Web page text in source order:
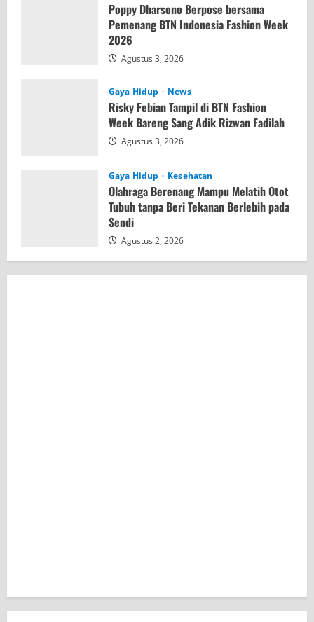
Poppy Dharsono Berpose bersama
Pemenang BTN Indonesia Fashion Week
2026
Agustus 3, 2026
Gaya Hidup News
Risky Febian Tampil di BTN Fashion
Week Bareng Sang Adik Rizwan Fadilah
Agustus 3, 2026
Gaya Hidup Kesehatan
Olahraga Berenang Mampu Melatih Otot
Tubuh tanpa Beri Tekanan Berlebih pada
Sendi
Agustus 2, 2026